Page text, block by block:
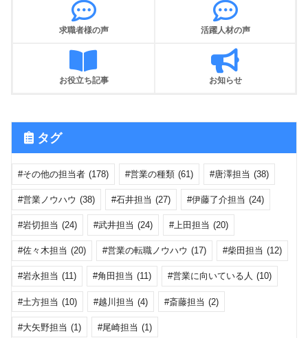
求職者様の声 活躍人材の声
お役立ち記事 お知らせ
タグ
その他の担当者 (178) 営業の種類 (61) 唐澤担当 (38)
営業ノウハウ (38) 石井担当 (27) 伊藤了介担当 (24)
岩切担当 (24) 武井担当 (24) 上田担当 (20)
佐々木担当 (20) 営業の転職ノウハウ (17) 柴田担当 (12)
岩永担当 (11) 角田担当 (11) 営業に向いている人 (10)
土方担当 (10) 越川担当 (4) 斎藤担当 (2)
大矢野担当 (1) 尾崎担当 (1)